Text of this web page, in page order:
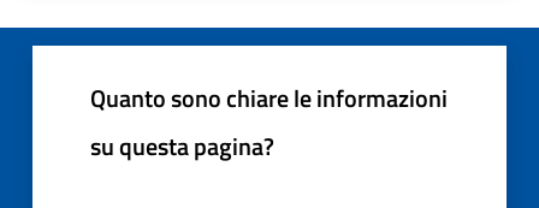
Quanto sono chiare le informazioni
su questa pagina?